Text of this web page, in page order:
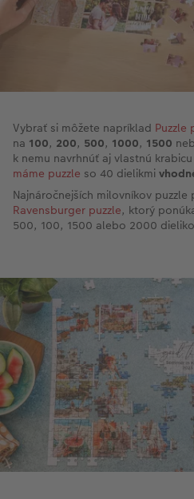
Vybrať si môžete napríklad Puzzle
na 100, 200, 500, 1000, 1500
k nemu navrhnúť aj vlastnú
máme puzzle so 40 dielikmi
Najnáročnejších milovníkov puzzle
Ravensburger puzzle, ktorý
500, 100, 1500 alebo 2000